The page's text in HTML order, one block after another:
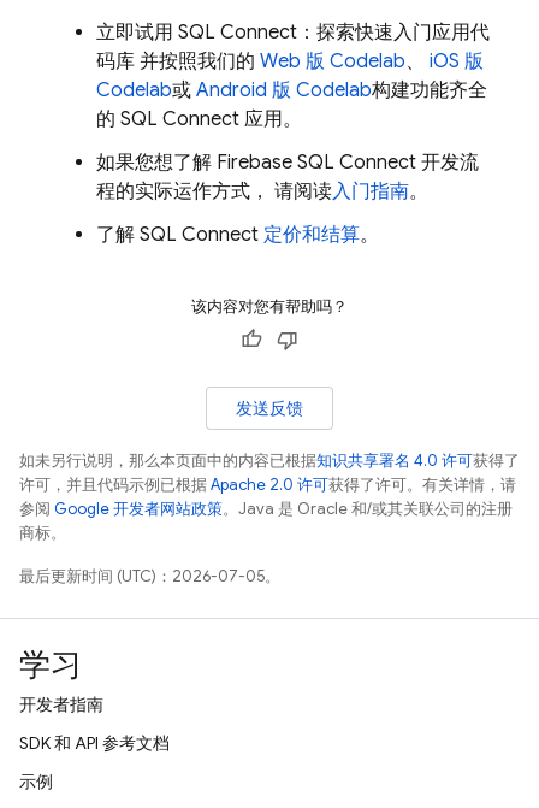
立即试用 SQL Connect ：探索快速入门应用代
码库 并按照我们的 Web 版 Codelab、 iOS 版
Codelab或 Android 版 Codelab构建功能齐全
的 SQL Connect 应用。
如果您想了解 Firebase SQL Connect 开发流
程的实际运作方式， 请阅读入门指南。
了解 SQL Connect 定价和结算。
该内容对您有帮助吗？
发送反馈
如未另行说明，那么本页面中的内容已根据知识共享署名 4.0 许可获得了
许可，并且代码示例已根据Apache 2.0 许可获得了许可。有关详情，请
参阅 Google 开发者网站政策。Java 是 Oracle 和/或其关联公司的注册
商标。
最后更新时间 (UTC)：2026-07-05。
学习
开发者指南
SDK 和 API 参考文档
示例